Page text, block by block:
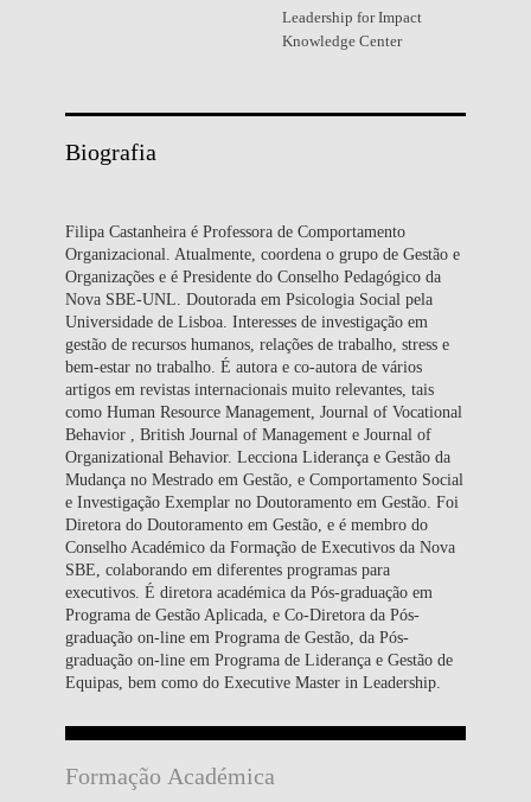
Leadership for Impact
Knowledge Center
Biografia
Filipa Castanheira é Professora de Comportamento
Organizacional. Atualmente, coordena o grupo de Gestão e
Organizações e é Presidente do Conselho Pedagógico da
Nova SBE-UNL. Doutorada em Psicologia Social pela
Universidade de Lisboa. Interesses de investigação em
gestão de recursos humanos, relações de trabalho, stress e
bem-estar no trabalho. É autora e co-autora de vários
artigos em revistas internacionais muito relevantes, tais
como Human Resource Management, Journal of Vocational
Behavior , British Journal of Management e Journal of
Organizational Behavior. Lecciona Liderança e Gestão da
Mudança no Mestrado em Gestão, e Comportamento Social
e Investigação Exemplar no Doutoramento em Gestão. Foi
Diretora do Doutoramento em Gestão, e é membro do
Conselho Académico da Formação de Executivos da Nova
SBE, colaborando em diferentes programas para
executivos. É diretora académica da Pós-graduação em
Programa de Gestão Aplicada, e Co-Diretora da Pós-
graduação on-line em Programa de Gestão, da Pós-
graduação on-line em Programa de Liderança e Gestão de
Equipas, bem como do Executive Master in Leadership.
Formação Académica